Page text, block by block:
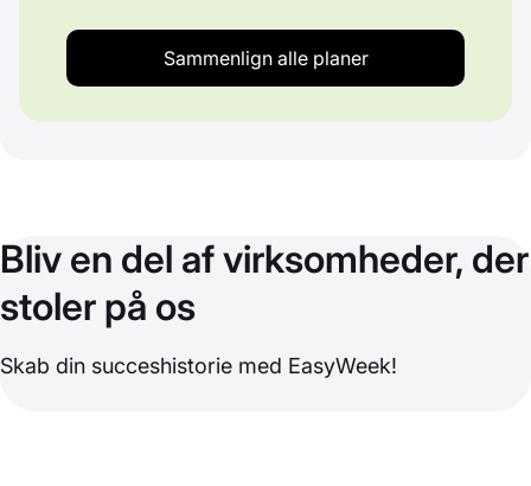
Sammenlign alle planer
Bliv en del af virksomheder, der
stoler på os
Skab din succeshistorie med EasyWeek!